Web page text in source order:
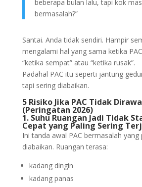
beberapa bulan lalu, tapi kok
bermasalah?”
Santai. Anda tidak sendiri. Hampir
mengalami hal yang sama ketika
“ketika sempat” atau “ketika rusak”.
Padahal PAC itu seperti jantung
tapi sering diabaikan.
5 Risiko Jika PAC Tidak
(Peringatan 2026)
1. Suhu Ruangan Jadi Tidak
Cepat yang Paling Sering
Ini tanda awal PAC bermasalah yang
diabaikan. Ruangan terasa:
kadang dingin
kadang panas